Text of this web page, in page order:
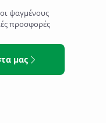
ψαγμένους
προσφορές
μας